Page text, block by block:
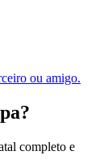
ou amigo.
completo e